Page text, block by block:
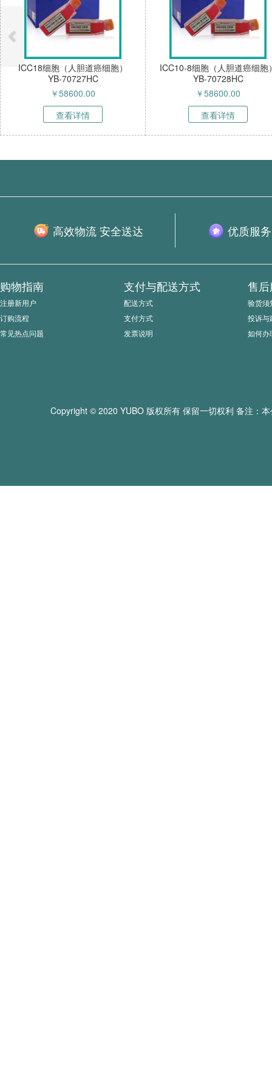
ICC18细胞（人胆道癌细胞）
YB-70727HC
￥58600.00
查看详情
ICC10-8细胞（人胆道癌细胞
YB-70728HC
￥58600.00
查看详情
高效物流 安全送达 优质服
购物指南
注册新用户
订购流程
常见热点问题
支付与配送方式
配送方式
支付方式
发票说明
售
验货须
投诉与
如何办
Copyright © 2020 YUBO 版权所有 保留一切权利 备注：